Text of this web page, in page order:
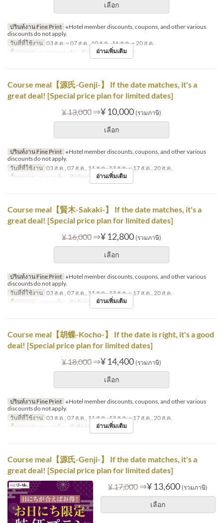
เลือก
ปรินท์งาน Fine Print ※Hotel member discounts, coupons, and other various
discounts do not apply.
วันที่ที่ใช้งาน 03 ส.ค. ~ 07 ส.ค., 10 ส.ค., 16 ส.ค. ~ 20 ส.ค.
มื้ออาหาร
อาหารกลางวัน จำกัดการสั่งซื้อ 1 ~ 8
อ่านเพิ่มเติม
Course meal【源氏-Genji-】 If the date matches, it's a
great deal! [Special price plan for limited dates]
¥ 13,000 ⇒¥ 10,000 (รวมภาษี)
เลือก
ปรินท์งาน Fine Print ※Hotel member discounts, coupons, and other various
discounts do not apply.
วันที่ที่ใช้งาน 03 ส.ค., 07 ส.ค., 11 ส.ค., 13 ส.ค. ~ 17 ส.ค., 20 ส.ค.
มื้ออาหาร
อาหารเย็น จำกัดการสั่งซื้อ 1 ~ 8
อ่านเพิ่มเติม
Course meal【賢木-Sakaki-】 If the date matches, it's a
great deal! [Special price plan for limited dates]
¥ 16,000 ⇒¥ 12,800 (รวมภาษี)
เลือก
ปรินท์งาน Fine Print ※Hotel member discounts, coupons, and other various
discounts do not apply.
วันที่ที่ใช้งาน 03 ส.ค., 07 ส.ค., 11 ส.ค., 13 ส.ค. ~ 17 ส.ค., 20 ส.ค.
มื้ออาหาร
อาหารเย็น จำกัดการสั่งซื้อ 1 ~ 8
อ่านเพิ่มเติม
Course meal【胡蝶-Kocho-】 If the date is right, it's a good
deal! [Special price plan for limited dates]
¥ 18,000 ⇒¥ 14,400 (รวมภาษี)
เลือก
ปรินท์งาน Fine Print ※Hotel member discounts, coupons, and other various
discounts do not apply.
วันที่ที่ใช้งาน 03 ส.ค., 07 ส.ค., 11 ส.ค., 13 ส.ค. ~ 17 ส.ค., 20 ส.ค.
มื้ออาหาร
อาหารเย็น จำกัดการสั่งซื้อ 1 ~ 8
อ่านเพิ่มเติม
Course meal【源氏-Genji-】 If the date matches, it's a
great deal! [Special price plan for limited dates]
¥ 17,000 ⇒¥ 13,600 (รวมภาษี)
เลือก